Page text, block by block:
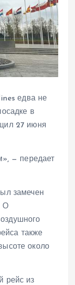
едва не
в
27 июня
— передает
замечен
О
также
около
рейс из